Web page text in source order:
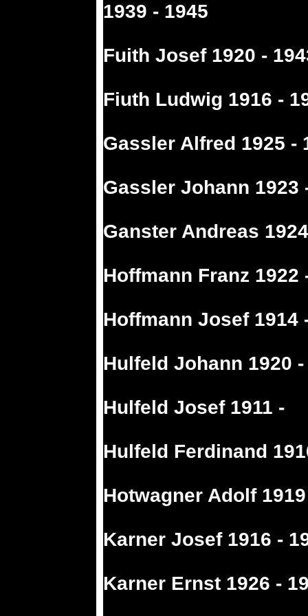
1939 - 1945
Fuith Josef 1920 -
Fiuth Ludwig 1916 -
Gassler Alfred 1925 -
Gassler Johann 1923
Ganster Andreas
Hoffmann Franz 1922
Hoffmann Josef 1914
Hulfeld Johann 1920 -
Hulfeld Josef 1911 -
Hulfeld Ferdinand
Hotwagner Adolf
Karner Josef 1916 -
Karner Ernst 1926 -